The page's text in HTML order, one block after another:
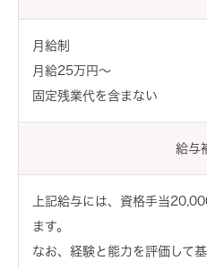
月給制
月給25万円～
固定残業代を含まない
給与
上記給与には、資格手当
ます。
なお、経験と能力を評価して